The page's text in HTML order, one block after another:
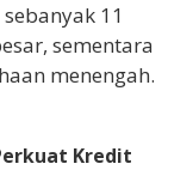
11
sementara
menengah.
Kredit